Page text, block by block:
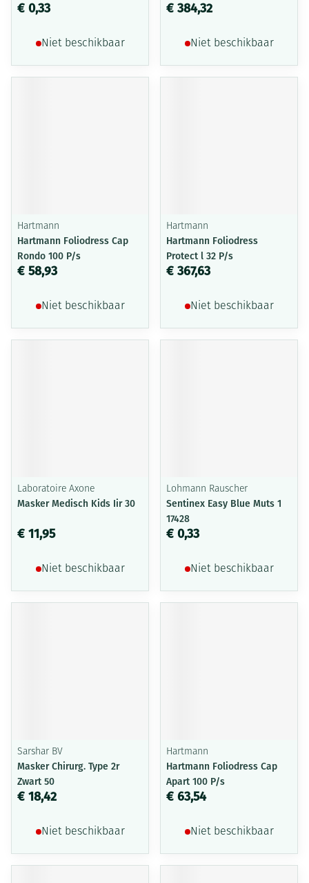
€ 0,33
Niet beschikbaar
€ 384,32
Niet beschikbaar
Hartmann
Hartmann Foliodress Cap
Rondo 100 P/s
€ 58,93
Niet beschikbaar
Hartmann
Hartmann Foliodress
Protect l 32 P/s
€ 367,63
Niet beschikbaar
Laboratoire Axone
Masker Medisch Kids Iir 30
€ 11,95
Niet beschikbaar
Lohmann Rauscher
Sentinex Easy Blue Muts 1
17428
€ 0,33
Niet beschikbaar
Sarshar BV
Masker Chirurg. Type 2r
Zwart 50
€ 18,42
Niet beschikbaar
Hartmann
Hartmann Foliodress Cap
Apart 100 P/s
€ 63,54
Niet beschikbaar